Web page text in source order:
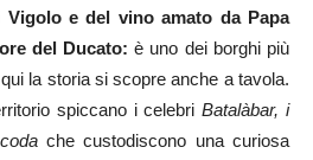
Vigolo e del vino amato da Papa
del Ducato: è uno dei borghi più
la storia si scopre anche a tavola.
spiccano i celebriBatalàbar, i
che custodiscono una curiosa